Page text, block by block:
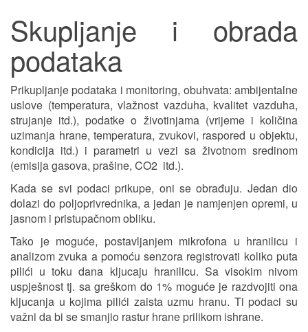
Skupljanje i obrada
podataka
Prikupljanje podataka i monitoring, obuhvata: ambijentalne
uslove (temperatura, vlažnost vazduha, kvalitet vazduha,
strujanje itd.), podatke o životinjama (vrijeme i količina
uzimanja hrane, temperatura, zvukovi, raspored u objektu,
kondicija itd.) i parametri u vezi sa životnom sredinom
(emisija gasova, prašine, CO2 itd.).
Kada se svi podaci prikupe, oni se obrađuju. Jedan dio
dolazi do poljoprivrednika, a jedan je namjenjen opremi, u
jasnom i pristupačnom obliku.
Tako je moguće, postavljanjem mikrofona u hranilicu i
analizom zvuka a pomoću senzora registrovati koliko puta
pilići u toku dana kljucaju hranilicu. Sa visokim nivom
uspješnost tj. sa greškom do 1% moguće je razdvojiti ona
kljucanja u kojima pilići zaista uzmu hranu. Ti podaci su
važni da bi se smanjio rastur hrane prilikom ishrane.